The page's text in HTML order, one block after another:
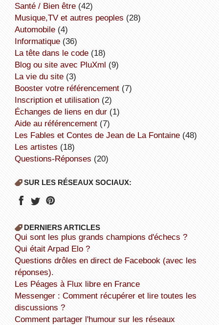
Santé / Bien être(42)
Musique,TV et autres peoples (28)
Automobile(4)
informatique(36)
la tête dans le code(18)
Blog ou site avec PluXml (9)
la vie du site(3)
booster votre référencement(7)
inscription et utilisation(2)
échanges de liens en dur(1)
aide au référencement(7)
Les Fables et Contes de Jean de La Fontaine(48)
Les artistes (18)
Questions-Réponses (20)
SUR LES RÉSEAUX SOCIAUX:
DERNIERS ARTICLES
Qui sont les plus grands champions d'échecs ?
Qui était Arpad Elo ?
Questions drôles en direct de Facebook (avec les
réponses).
Les Péages à Flux libre en France
Messenger : Comment récupérer et lire toutes les
discussions ?
Comment partager l'humour sur les réseaux